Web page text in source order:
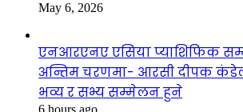
May 6, 2026
एनआरएनए एसिया प्याशिफिक
अन्तिम चरणमा- आरसी दीपक
भव्य र सभ्य सम्मेलन हुने
6 hours ago